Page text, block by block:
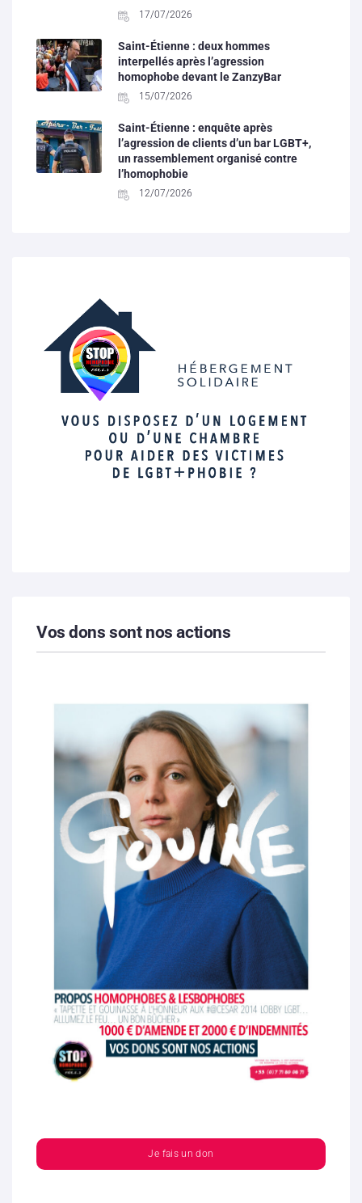
17/07/2026
Saint-Étienne : deux hommes
interpellés après l’agression
homophobe devant le ZanzyBar
15/07/2026
Saint-Étienne : enquête après
l’agression de clients d’un bar LGBT+,
un rassemblement organisé contre
l’homophobie
12/07/2026
Vos dons sont nos actions
Je fais un don